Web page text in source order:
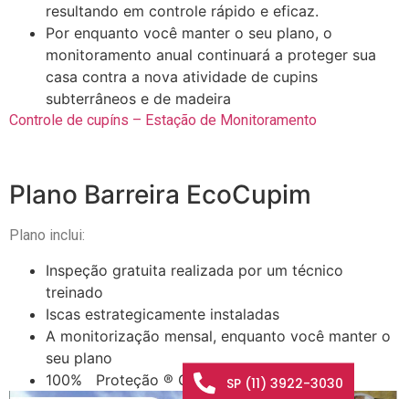
resultando em controle rápido e eficaz.
Por enquanto você manter o seu plano, o
monitoramento anual continuará a proteger sua
casa contra a nova atividade de cupins
subterrâneos e de madeira
Controle de cupíns – Estação de Monitoramento
Plano Barreira EcoCupim
Plano inclui:
Inspeção gratuita realizada por um técnico
treinado
Iscas estrategicamente instaladas
A monitorização mensal, enquanto você manter o
seu plano
100% Proteção ® GarantidaSP (11) 3922-3030